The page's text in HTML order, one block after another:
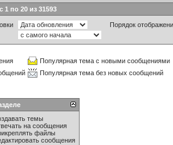
1 по 20 из 31593
Порядок
Популярная тема с новыми сообщениями
Популярная тема без новых сообщений
темы
на сообщения
файлы
сообщения